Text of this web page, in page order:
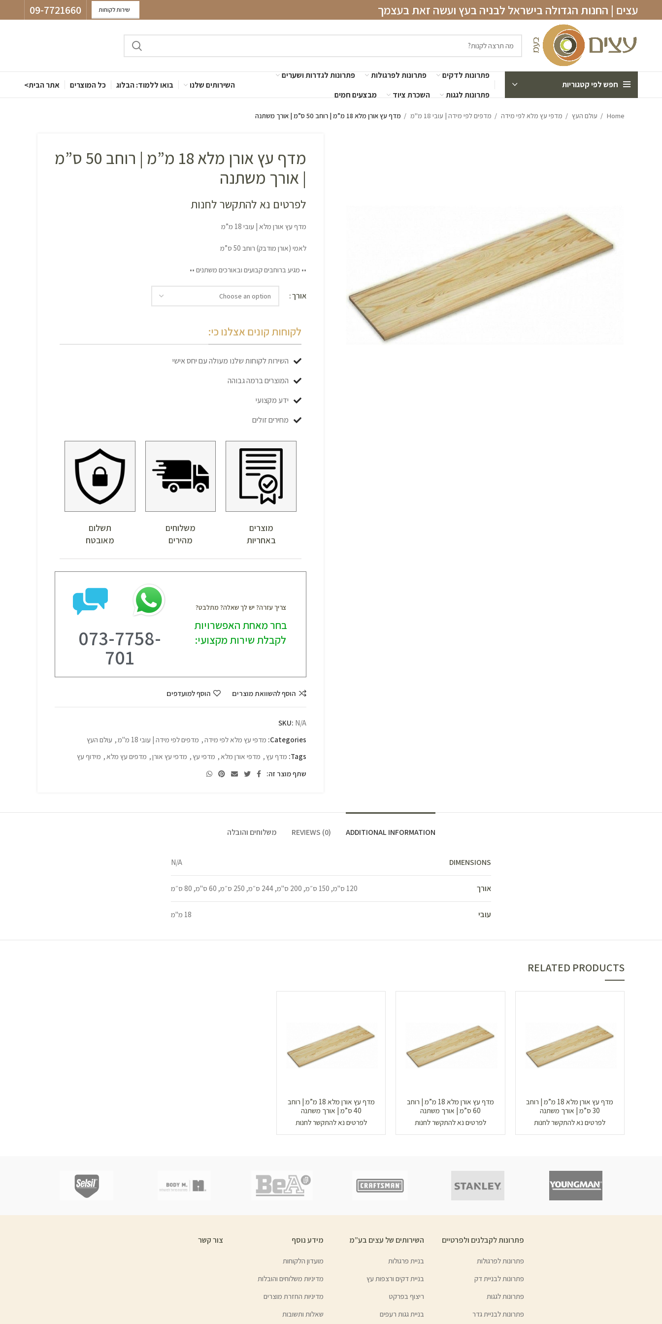
עצים | החנות הגדולה בישראל לבניה בעץ ועשה זאת בעצמך שירות לקוחות 09-7721660
חפש לפי קטגוריות
פתרונות לדקים פתרונות לפרגולות
פתרונות לגדרות ושערים
פתרונות לגגות
השכרת ציוד מבצעים חמים
השירותים שלנו בואו ללמוד: הבלוג כל המוצרים אתר הבית>
Home עולם העץ מדפי עץ מלא לפי מידה מדפים לפי מידה | עובי 18 מ"מ מדף עץ אורן מלא 18 מ”מ | רוחב 50 ס”מ | אורך משתנה
מדף עץ אורן מלא 18 מ”מ | רוחב 50 ס”מ
| אורך משתנה
לפרטים נא להתקשר לחנות
מדף עץ אורן מלא | עובי 18 מ”מ
לאמי (אורן מודבק) רוחב 50 ס”מ
•• מגיע ברוחבים קבועים ובאורכים משתנים ••
אורך
לקוחות קונים אצלנו כי:
השירות לקוחות שלנו מעולה עם יחס אישי
המוצרים ברמה גבוהה
ידע מקצועי
מחירים זולים
מוצרים
באחריות
משלוחים
מהירים
תשלום
מאובטח
צריך עזרה? יש לך שאלה? מתלבט?
בחר מאחת האפשרויות
לקבלת שירות מקצועי:
073-7758-
701
הוסף להשוואת מוצרים הוסף למועדפים
SKU: N/A
Categories: מדפי עץ מלא לפי מידה, מדפים לפי מידה | עובי 18 מ"מ , עולם העץ
Tags: מדף עץ, מדפי אורן מלא , מדפי עץ, מדפי עץ אורן, מדפים עץ מלא , מידוף עץ
שתף מוצר זה:
ADDITIONAL INFORMATION
REVIEWS (0) משלוחים והובלה
DIMENSIONS
N/A
אורך 120 ס"מ, 150 ס״מ, 200 ס"מ, 244 ס״מ, 250 ס״מ, 60 ס"מ, 80 ס״מ
עובי 18 מ"מ
RELATED PRODUCTS
מדף עץ אורן מלא 18 מ”מ | רוחב
30 ס”מ | אורך משתנה
לפרטים נא להתקשר לחנות
מדף עץ אורן מלא 18 מ”מ | רוחב
60 ס”מ | אורך משתנה
לפרטים נא להתקשר לחנות
מדף עץ אורן מלא 18 מ”מ | רוחב
40 ס”מ | אורך משתנה
לפרטים נא להתקשר לחנות
פתרונות לקבלנים ולפרטיים
פתרונות לפרגולות
פתרונות לבניית דק
פתרונות לגגות
פתרונות לבניית גדר
השירותים של עצים בע”מ
בניית פרגולות
בניית דקים ורצפות עץ
ריצוף בפרקט
בניית גגות רעפים
מידע נוסף
מועדון הלקוחות
מדיניות משלוחים והובלות
מדיניות החזרת מוצרים
שאלות ותשובות
צור קשר